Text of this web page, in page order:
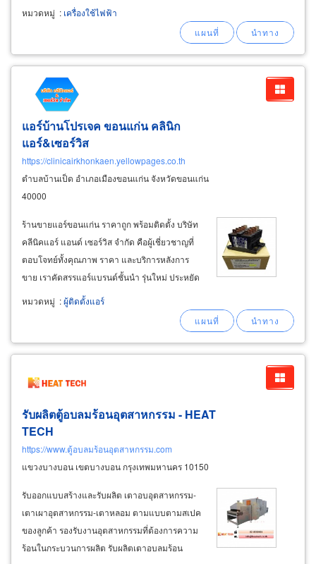
บริการแต่งตั้งภาคเหนือตอนล่าง จังหวัดพิษณุโลก
หมวดหมู่ : เครื่องใช้ไฟฟ้า
แอร์บ้านโปรเจค ขอนแก่น คลินิก
แอร์&เซอร์วิส
https://clinicairkhonkaen.yellowpages.co.th
ตำบลบ้านเป็ด อำเภอเมืองขอนแก่น จังหวัดขอนแก่น
40000
ร้านขายแอร์ขอนแก่น ราคาถูก พร้อมติดตั้ง บริษัท
คลีนิคแอร์ แอนด์ เซอร์วิส จำกัด คือผู้เชี่ยวชาญที่
ตอบโจทย์ทั้งคุณภาพ ราคา และบริการหลังการ
ขาย เราคัดสรรแอร์แบรนด์ชั้นนำ รุ่นใหม่ ประหยัด
ไฟ อินเวอร์เตอร์แท้ พร้อมติดตั้งโดยช่างมืออาชีพ
มั่นใจได้ในมาตรฐานและความคุ้มค่า จำหน่าย
หมวดหมู่ :ผู้ติดตั้งแอร์
รับผลิตตู้อบลมร้อนอุตสาหกรรม - HEAT
TECH
https://www.ตู้อบลมร้อนอุตสาหกรรม.com
แขวงบางบอน เขตบางบอน กรุงเทพมหานคร 10150
รับออกแบบสร้างและรับผลิต เตาอบอุตสาหกรรม-
เตาเผาอุตสาหกรรม-เตาหลอม ตามแบบตามสเปค
ของลูกค้า รองรับงานอุตสาหกรรมที่ต้องการความ
ร้อนในกระบวนการผลิต รับผลิตเตาอบลมร้อน